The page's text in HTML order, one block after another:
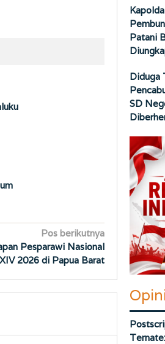
Pos berikutnya
Pesparawi Nasional
XIV 2026 di Papua Barat
Patani
Diduga
SD